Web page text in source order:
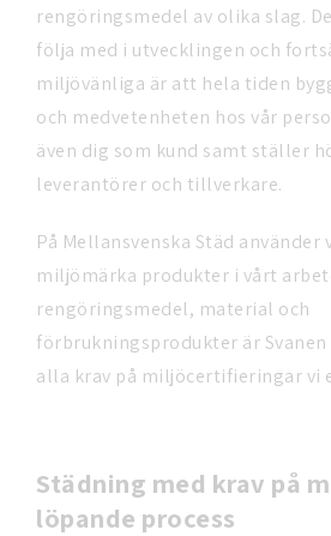
rengöringsmedel av olika slag.
följa med i utvecklingen och
miljövänliga är att hela tiden
och medvetenheten hos vår
även dig som kund samt ställer
leverantörer och tillverkare.
På Mellansvenska Städ använder
miljömärka produkter i vårt
rengöringsmedel, material och
förbrukningsprodukter är
alla krav på miljöcertifieringar vi
Städning med krav på
löpande process